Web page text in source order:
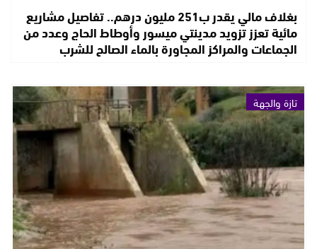
بغلاف مالي يقدر ب251 مليون درهم.. تفاصيل مشاريع
مائية تعزز تزويد مدينتي ميسور وأوطاط الحاج وعدد من
الجماعات والمراكز المجاورة بالماء الصالح للشرب
تازة والجهة